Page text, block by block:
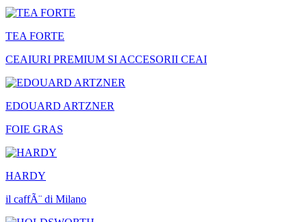
TEA FORTE
CEAIURI PREMIUM SI ACCESORII CEAI
EDOUARD ARTZNER
FOIE GRAS
HARDY
il caffÃ¨ di Milano